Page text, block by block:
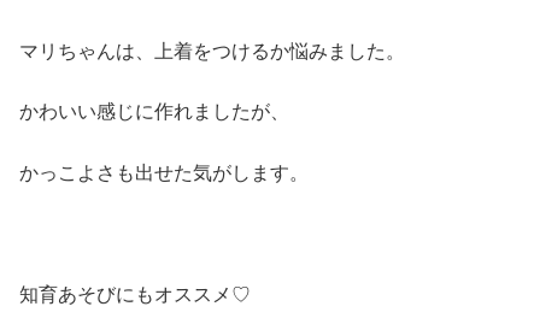
マリちゃんは、上着をつけるか悩みました。
かわいい感じに作れましたが、
かっこよさも出せた気がします。
知育あそびにもオススメ♡